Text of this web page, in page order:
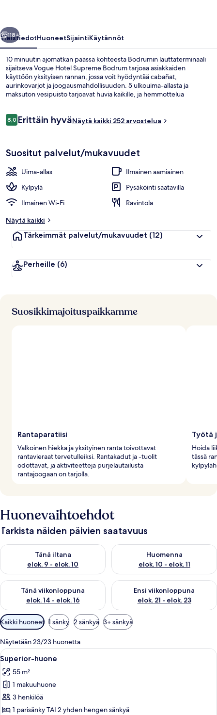
Seuraava
118+
YleistiedotHuoneetSijaintiKäytännöt
10 minuutin ajomatkan päässä kohteesta Bodrumin lauttaterminaali
sijaitseva Vogue Hotel Supreme Bodrum tarjoaa asiakkaiden
käyttöön yksityisen rannan, jossa voit hyödyntää cabañat,
aurinkovarjot ja joogausmahdollisuuden. 5 ulkouima-allasta ja
maksuton vesipuisto tarjoavat huvia kaikille, ja hemmottelua
Maki Main Restaurant, yksi 6 ravintolasta, tarjoilee aamiaisen,
Arvostelut
8,08,0 kautta 10.
Erittäin hyväNäytä kaikki 252 arvostelua
Suositut palvelut/mukavuudet
Uima-allas
Ilmainen aamiainen
Kylpylä
Pysäköinti saatavilla
Ilmainen Wi-Fi
Ravintola
Näytä kaikki
Tärkeimmät palvelut/mukavuudet (12)
Perheille (6)
Suosikkimajoituspaikkamme
Rantaparatiisi
Valkoinen hiekka ja yksityinen ranta toivottavat
rantavieraat tervetulleiksi. Rantakadut ja -tuolit
odottavat, ja aktiviteetteja purjelautailusta
rantajoogaan on tarjolla.
Työtä
Hoida
tässä
Huonevaihtoehdot
Tarkista näiden päivien saatavuus
Tänä iltana
elok. 9 - elok. 10
Tarkista tämän illan saatavuus elok. 9 - elok. 10
Huomenna
elok. 10 - elok. 11
Tarkista huomisen saatavuus
Tänä viikonloppuna
elok. 14 - elok. 16
Tarkista tämän viikonlopun saatavuus elok. 14 - elok. 16
Ensi viikonloppuna
elok. 21 - elok. 23
Tarkista ensi viikonlopun
Huoneille
saatavilla
olevia
suodattimia
Kaikki huoneet 1 sänky 2 sänkyä 3+ sänkyä
Näytetään 23/23 huonetta
Avaa
kaikki
huonetyypin
Superior-
huone
kuvat
Moderni hotellihuone, jossa on
2
Superior-huone
55 m²
1 makuuhuone
3 henkilöä
1 parisänky TAI 2 yhden hengen sänkyä